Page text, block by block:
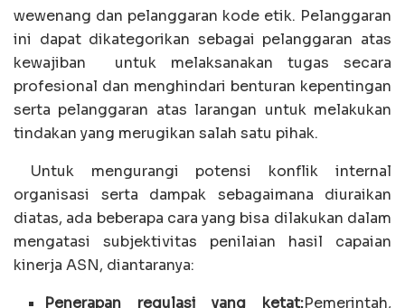
wewenang dan pelanggaran kode etik. Pelanggaran
ini dapat dikategorikan sebagai pelanggaran atas
kewajiban untuk melaksanakan tugas secara
profesional dan menghindari benturan kepentingan
serta pelanggaran atas larangan untuk melakukan
tindakan yang merugikan salah satu pihak.
Untuk mengurangi potensi konflik internal
organisasi serta dampak sebagaimana diuraikan
diatas, ada beberapa cara yang bisa dilakukan dalam
mengatasi subjektivitas penilaian hasil capaian
kinerja ASN, diantaranya:
Penerapan regulasi yang ketat:Pemerintah,